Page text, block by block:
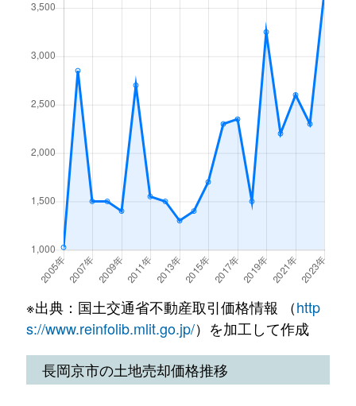
柴の里
徒歩19
下海印寺
長岡天神
徒歩15
下海印寺
4,700万円 西山天王山
徒歩16
下海印寺
3,200万円 西山天王山
徒歩7分
勝竜寺
1,700万円 長岡京
勝竜寺
1,700万円 西山天王山
勝竜寺
滝ノ町
1,500万円 西向日
徒歩15
滝ノ町
3,500万円 西向日
徒歩8分
滝ノ町
3,500万円 西向日
徒歩12
※出典：国土交通省不動産取引価格情報 （http
s://www.reinfolib.mlit.go.jp/）を加工して作成
長岡京市の土地売却価格推移